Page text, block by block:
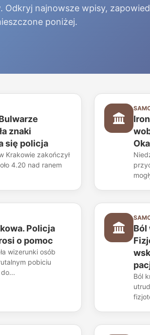
Odkryj najnowsze wpisy,
poniżej.
znaki
się policja
Krakowie zakończył
4.20 nad ranem
Policja
o pomoc
wizerunki osób
pobiciu
Ból
Ból